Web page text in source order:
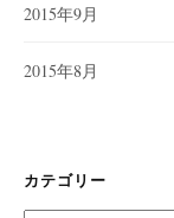
2015年9月
2015年8月
カテゴリー